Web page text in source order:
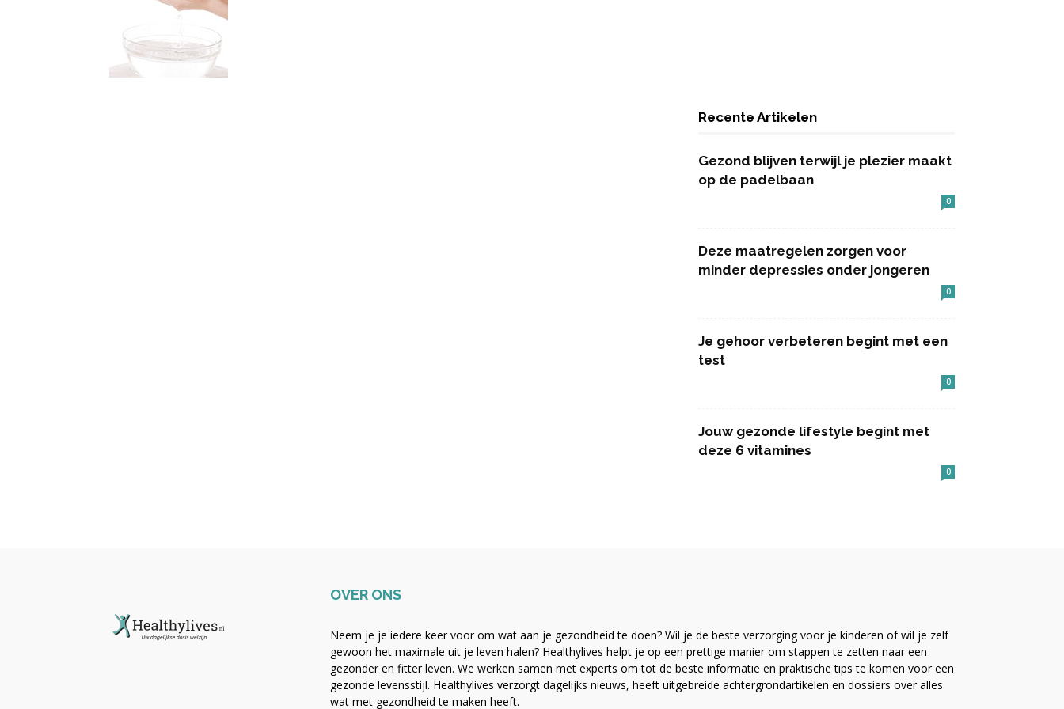
Recente Artikelen
Gezond blijven terwijl je plezier maakt
op de padelbaan
0
Deze maatregelen zorgen voor
minder depressies onder jongeren
0
Je gehoor verbeteren begint met een
test
0
Jouw gezonde lifestyle begint met
deze 6 vitamines
0
OVER ONS
Neem je je iedere keer voor om wat aan je gezondheid te doen? Wil je de beste verzorging voor je kinderen of wil je zelf
gewoon het maximale uit je leven halen? Healthylives helpt je op een prettige manier om stappen te zetten naar een
gezonder en fitter leven. We werken samen met experts om tot de beste informatie en praktische tips te komen voor een
gezonde levensstijl. Healthylives verzorgt dagelijks nieuws, heeft uitgebreide achtergrondartikelen en dossiers over alles
wat met gezondheid te maken heeft.